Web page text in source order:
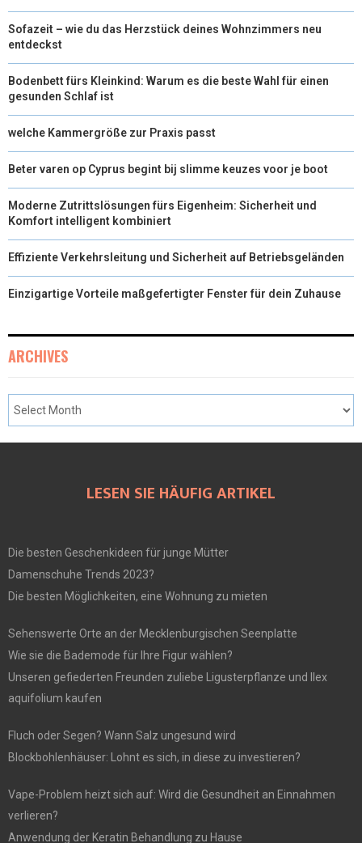
Sofazeit – wie du das Herzstück deines Wohnzimmers neu
entdeckst
Bodenbett fürs Kleinkind: Warum es die beste Wahl für einen
gesunden Schlaf ist
welche Kammergröße zur Praxis passt
Beter varen op Cyprus begint bij slimme keuzes voor je boot
Moderne Zutrittslösungen fürs Eigenheim: Sicherheit und
Komfort intelligent kombiniert
Effiziente Verkehrsleitung und Sicherheit auf Betriebsgeländen
Einzigartige Vorteile maßgefertigter Fenster für dein Zuhause
ARCHIVES
LESEN SIE HÄUFIG ARTIKEL
Die besten Geschenkideen für junge Mütter
Damenschuhe Trends 2023?
Die besten Möglichkeiten, eine Wohnung zu mieten
Sehenswerte Orte an der Mecklenburgischen Seenplatte
Wie sie die Bademode für Ihre Figur wählen?
Unseren gefiederten Freunden zuliebe Ligusterpflanze und Ilex
aquifolium kaufen
Fluch oder Segen? Wann Salz ungesund wird
Blockbohlenhäuser: Lohnt es sich, in diese zu investieren?
Vape-Problem heizt sich auf: Wird die Gesundheit an Einnahmen
verlieren?
Anwendung der Keratin Behandlung zu Hause